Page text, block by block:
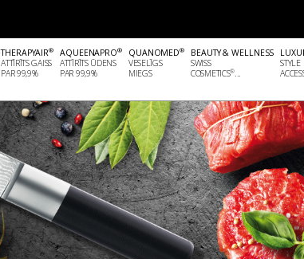
THERAPYAIR®
ATTĪRĪTS GAISS
PAR 99,9%
AQUEENAPRO®
ATTĪRĪTS ŪDENS
PAR 99,9%
QUANOMED®
VESELĪGS
MIEGS
BEAUTY & WELLNESS
SWISS
COSMETICS®...
STYLE